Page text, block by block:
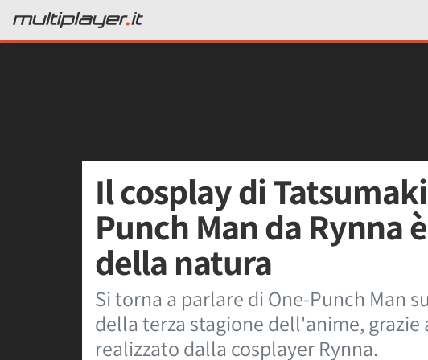
Il cosplay di
Punch Man da Rynna
della natura
Si torna a parlare di One-Punch Man
della terza stagione dell'anime, grazie
realizzato dalla cosplayer Rynna.